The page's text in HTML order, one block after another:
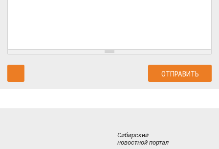
Сибирский
новостной портал